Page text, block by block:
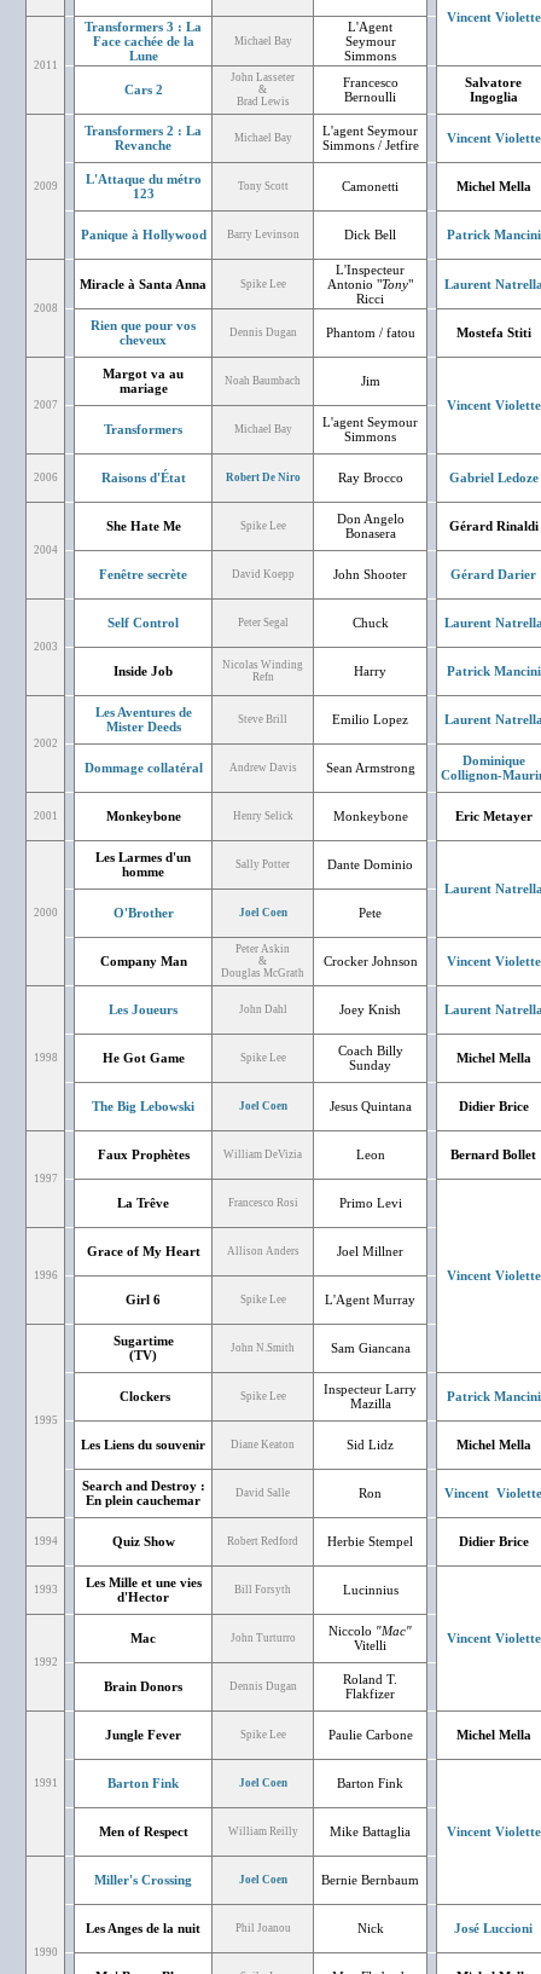
Vincent Violette
2011
Transformers 3 : La
Face cachée de la
Lune
Michael Bay
L'Agent
Seymour
Simmons
Cars 2
John Lasseter
&
Brad Lewis
Francesco
Bernoulli
Salvatore
Ingoglia
2009
Transformers 2 : La
Revanche
Michael Bay
L'agent Seymour
Simmons / Jetfire
Vincent Violette
L'Attaque du métro
123
Tony Scott Camonetti Michel Mella
Panique à Hollywood Barry Levinson Dick Bell Patrick Mancini
2008
Miracle à Santa Anna Spike Lee
L'Inspecteur
Antonio "Tony"
Ricci
Laurent
Rien que pour vos
cheveux
Dennis Dugan Phantom / fatou Mostefa Stiti
2007
Margot va au
mariage
Noah Baumbach
Jim
Vincent Violette
Transformers
Michael Bay
L'agent Seymour
Simmons
2006 Raisons d'État Robert De Niro Ray Brocco Gabriel Ledoze
2004
She Hate Me Spike Lee
Don Angelo
Bonasera
Gérard Rinaldi
Fenêtre secrète David Koepp John Shooter Gérard Darier
2003
Self Control Peter Segal Chuck Laurent
Inside Job
Nicolas Winding
Refn
Harry Patrick Mancini
2002
Les Aventures de
Mister Deeds
Steve Brill Emilio Lopez Laurent
Dommage collatéral Andrew Davis Sean Armstrong
Dominique
Collignon-
2001 Monkeybone Henry Selick Monkeybone Eric Metayer
2000
Les Larmes d'un
homme
Sally Potter
Dante Dominio
Laurent
O'Brother
Joel Coen Pete
Company Man
Peter Askin
&
Douglas McGrath
Crocker Johnson Vincent Violette
1998
Les Joueurs John Dahl Joey Knish Laurent
He Got Game Spike Lee
Coach Billy
Sunday
Michel Mella
The Big Lebowski Joel Coen Jesus Quintana Didier Brice
1997
Faux Prophètes William DeVizia Leon Bernard Bollet
La Trêve Francesco Rosi Primo Levi
Vincent Violette
1996
Grace of My Heart Allison Anders Joel Millner
Girl 6 Spike Lee L'Agent Murray
1995
Sugartime
(TV)
John N.Smith Sam Giancana
Clockers Spike Lee
Inspecteur Larry
Mazilla
Patrick Mancini
Les Liens du souvenir Diane Keaton Sid Lidz Michel Mella
Search and Destroy :
En plein cauchemar
David Salle Ron Vincent Violette
1994 Quiz Show Robert Redford Herbie Stempel Didier Brice
1993
Les Mille et une vies
d'Hector
Bill Forsyth Lucinnius
Vincent Violette
1992
Mac John Turturro Niccolo "Mac"
Vitelli
Brain Donors Dennis Dugan
Roland T.
Flakfizer
1991
Jungle Fever Spike Lee Paulie Carbone Michel Mella
Barton Fink Joel Coen Barton Fink
Vincent Violette
Men of Respect William Reilly Mike Battaglia
1990
Miller's Crossing Joel Coen Bernie Bernbaum
Les Anges de la nuit Phil Joanou Nick José Luccioni